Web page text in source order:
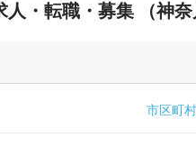
・転職・募集 （神奈
市区町